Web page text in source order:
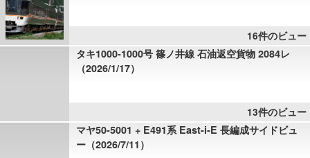
16件のビュー
タキ1000-1000号 篠ノ井線 石油返空貨物 2084レ
（2026/1/17）
13件のビュー
マヤ50-5001 + E491系 East-i-E 長編成サイドビュ
ー（2026/7/11）